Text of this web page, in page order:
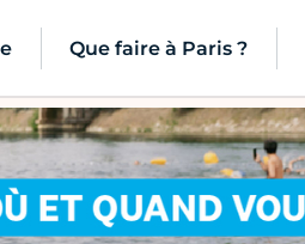
Que faire à Paris ?